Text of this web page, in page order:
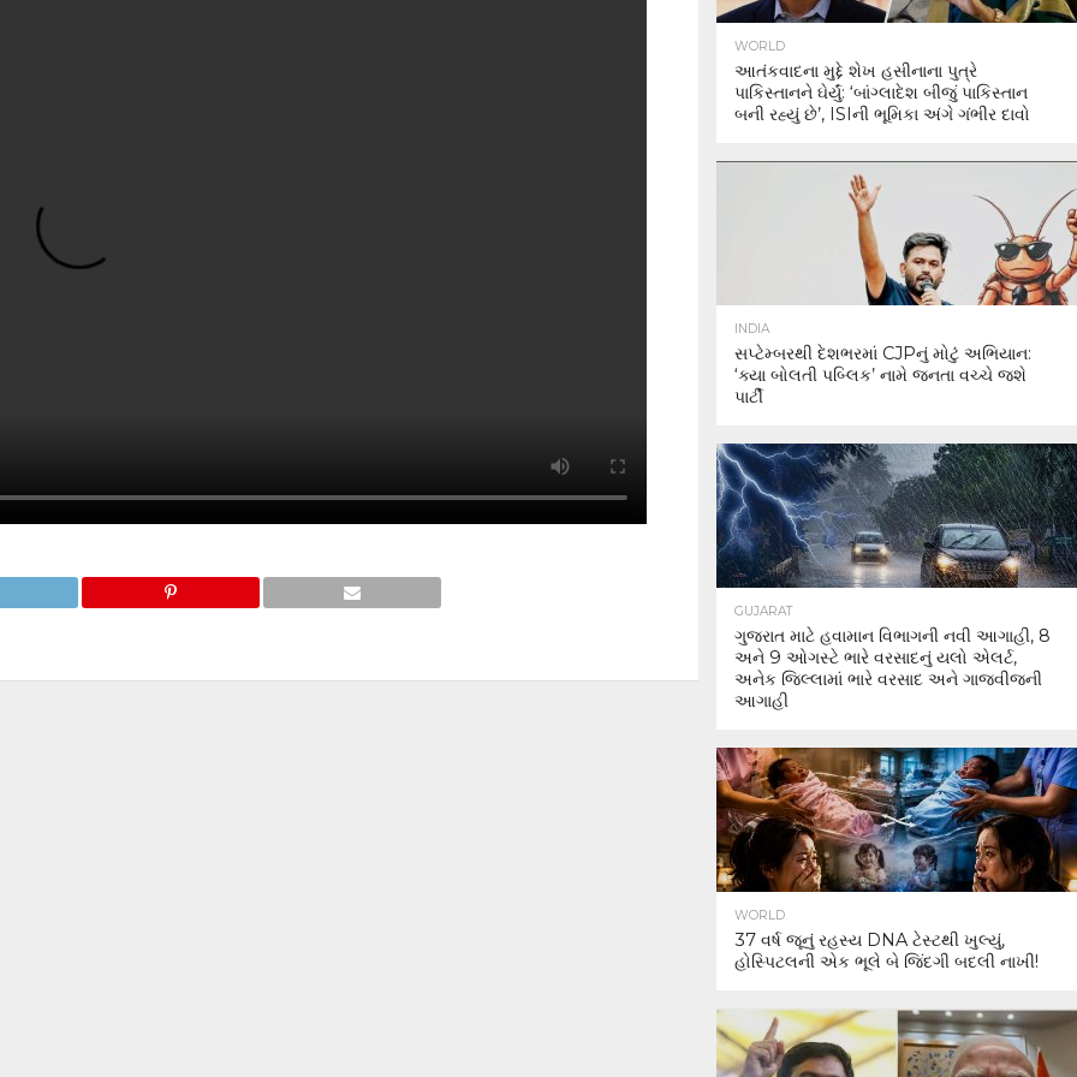
WORLD
આતંકવાદના મુદ્દે શેખ હસીનાના પુત્રે
પાકિસ્તાનને ઘેર્યું: ‘બાંગ્લાદેશ બીજું પાકિસ્તાન
બની રહ્યું છે’, ISIની ભૂમિકા અંગે ગંભીર દાવો
INDIA
સપ્ટેમ્બરથી દેશભરમાં CJPનું મોટું અભિયાન:
‘ક્યા બોલતી પબ્લિક’ નામે જનતા વચ્ચે જશે
પાર્ટી
GUJARAT
ગુજરાત માટે હવામાન વિભાગની નવી આગાહી, 8
અને 9 ઓગસ્ટે ભારે વરસાદનું યલો એલર્ટ,
અનેક જિલ્લામાં ભારે વરસાદ અને ગાજવીજની
આગાહી
WORLD
37 વર્ષ જૂનું રહસ્ય DNA ટેસ્ટથી ખુલ્યું,
હોસ્પિટલની એક ભૂલે બે જિંદગી બદલી નાખી!